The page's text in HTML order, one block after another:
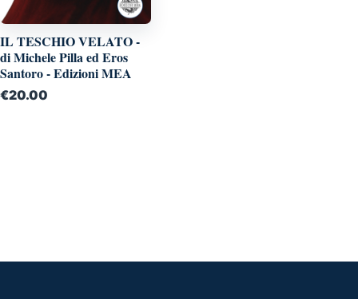
IL TESCHIO VELATO -
di Michele Pilla ed Eros
Santoro - Edizioni MEA
€20.00